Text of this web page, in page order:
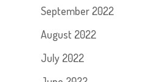
September 2022
August 2022
July 2022